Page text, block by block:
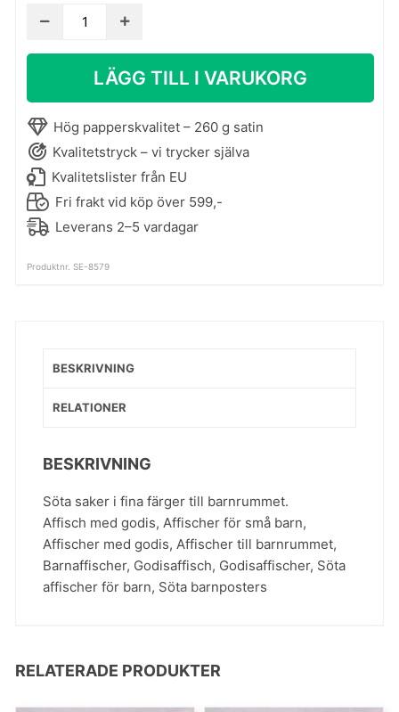
Barnaffisch
Sweeties
mängdLÄGG TILL I VARUKORG
Hög papperskvalitet – 260 g satin
Kvalitetstryck – vi trycker själva
Kvalitetslister från EU
Fri frakt vid köp över 599,-
Leverans 2–5 vardagar
Produktnr. SE-8579
BESKRIVNING
RELATIONER
BESKRIVNING
Söta saker i fina färger till barnrummet.
Affisch med godis, Affischer för små barn,
Affischer med godis, Affischer till barnrummet,
Barnaffischer, Godisaffisch, Godisaffischer, Söta
affischer för barn, Söta barnposters
RELATERADE PRODUKTER